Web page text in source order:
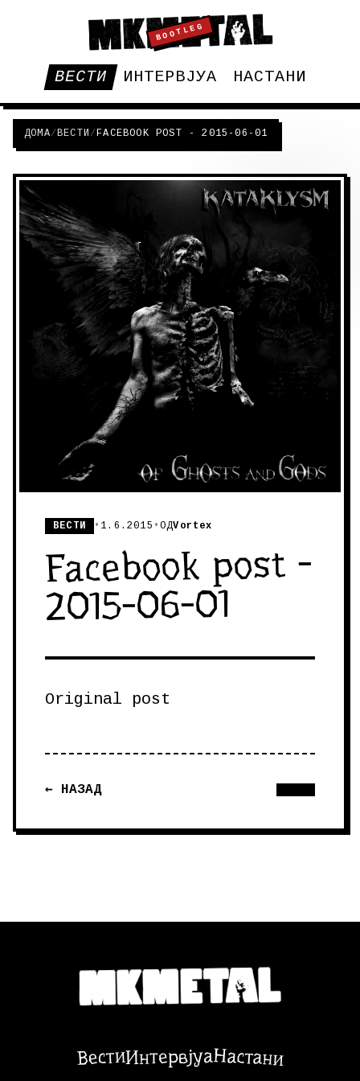
BOOTLEG
ВЕСТИ ИНТЕРВЈУА НАСТАНИ
ДОМА/ВЕСТИ /FACEBOOK POST - 2015-06-01
ВЕСТИ • 1.6.2015 •ОДVortex
Facebook post -
2015-06-01
Original post
← НАЗАД
ВестиИнтервјуаНастани